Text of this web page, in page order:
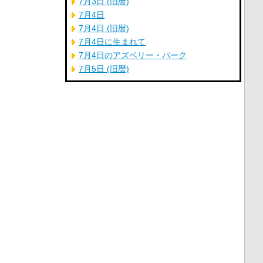
7月4日
7月4日 (旧暦)
7月4日に生まれて
7月4日のアズベリー・パーク
7月5日 (旧暦)